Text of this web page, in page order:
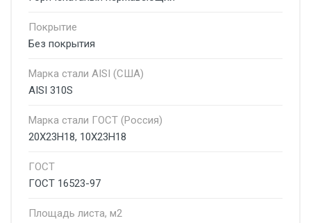
Покрытие
Без покрытия
Марка стали AISI (США)
AISI 310S
Марка стали ГОСТ (Россия)
20Х23Н18, 10Х23Н18
ГОСТ
ГОСТ 16523-97
Площадь листа, м2